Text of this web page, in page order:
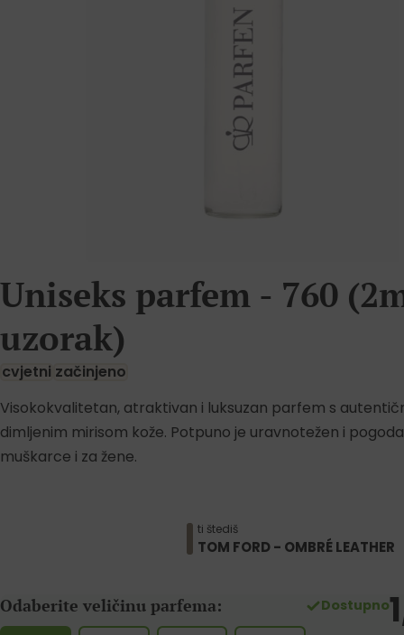
Uniseks parfem - 760
uzorak)
cvjetni začinjeno
Visokokvalitetan, atraktivan i luksuzan parfem s
dimljenim mirisom kože. Potpuno je uravnotežen i
muškarce i za žene.
ti štediš
TOM FORD - OMBRÉ LEATHER
Odaberite veličinu parfema: Dostupno